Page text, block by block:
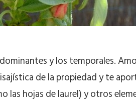
y los temporales.
de la propiedad y te
hojas de laurel) y otros